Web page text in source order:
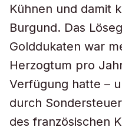
Kühnen und damit
Burgund. Das
Golddukaten war
Herzogtum pro
Verfügung hatte –
durch
des französischen